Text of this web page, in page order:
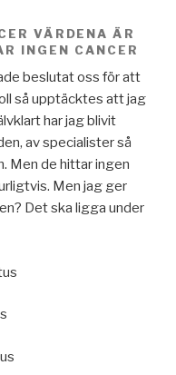
VÄRDENA ÄR
INGEN CANCER
beslutat oss för att
så upptäcktes att jag
har jag blivit
av specialister så
Men de hittar ingen
Men jag ger
Det ska ligga under